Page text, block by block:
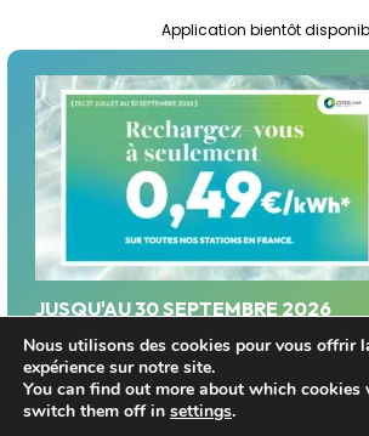
Application bientôt
Suivez-nous :
Mentions légales
Politique de Protection des Données
JUSQU'AU 30 SEPTEMBRE 2026
Profitez d'un tarif privilégié sur le
Energy!
Nous utilisons des cookies pour vous offrir
expérience sur notre site.
You can find out more about which cookies
switch them off in settings.